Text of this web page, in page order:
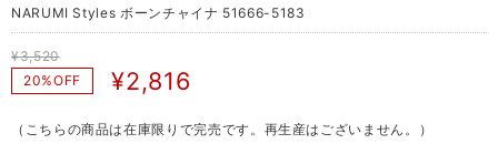
NARUMI Styles ボーンチャイナ 51666-5183
¥3,520
20%OFF
¥2,816
（こちらの商品は在庫限りで完売です。再生産はございません。）